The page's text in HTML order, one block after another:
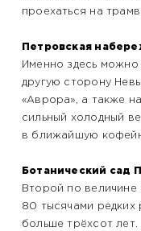
проехаться на
Петровская
Именно здесь можно
другую сторону
«Аврора», а также
сильный холодный
в ближайшую
Ботанический сад
Второй по величине
80 тысячами редких
больше трёхсот лет.